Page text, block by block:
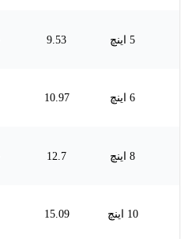
5 اینچ 9.53
6 اینچ 10.97
8 اینچ 12.7
10 اینچ 15.09